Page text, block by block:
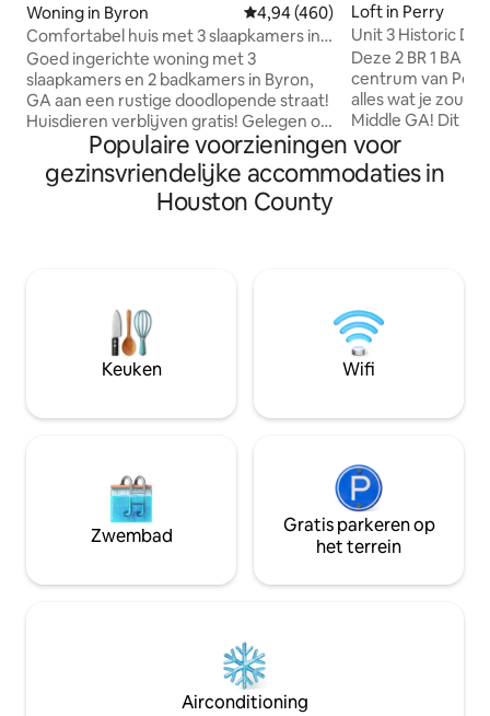
Woning in Byron Gemiddelde beoordeling van
4,94 (460)
Comfortabel huis met 3 slaapkamers in
de buurt van I-75, dicht bij RAFB!
Goed ingerichte woning met 3
slaapkamers en 2 badkamers in Byron,
GA aan een rustige doodlopende straat!
Huisdieren verblijven gratis! Gelegen op
slechts 19 minuten van RAFB, 12 minuten
van Amazon en 22 minuten van de GA
National Fairgrounds - je kunt er dicht bij
andere advertentie van de host in Byron
zit er direct aan de overkant van de
straat als je twee woningen in de buurt
nodig hebt!
Loft in Perry
Unit 3 Historic
balkon!
Deze 2 BR 1 BA
centrum van
alles wat je zou
Middle GA! Dit nieuw gebouwde
gebouw herbergt
een
Op slechts een
in de stad bent!
beschikt over
balkon. Geen
Populaire voorzieningen voor
gezinsvriendelijke accommodaties in
Houston County
Keuken Wifi
Zwembad
Gratis parkeren op
het terrein
Airconditioning